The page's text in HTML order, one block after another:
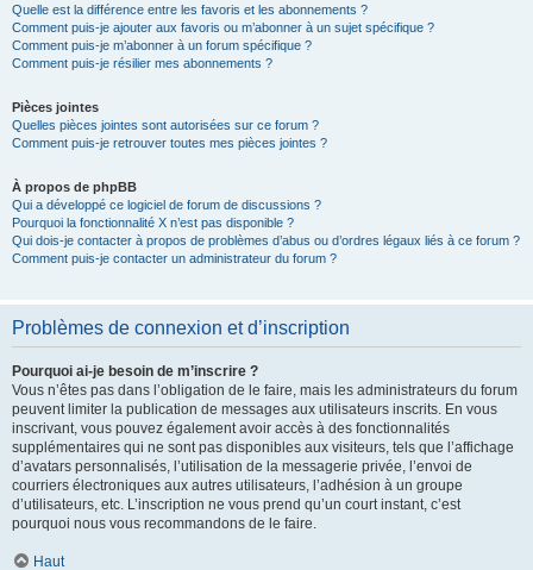
Quelle est la différence entre les favoris et les abonnements ?
Comment puis-je ajouter aux favoris ou m’abonner à un sujet spécifique ?
Comment puis-je m’abonner à un forum spécifique ?
Comment puis-je résilier mes abonnements ?
Pièces jointes
Quelles pièces jointes sont autorisées sur ce forum ?
Comment puis-je retrouver toutes mes pièces jointes ?
À propos de phpBB
Qui a développé ce logiciel de forum de discussions ?
Pourquoi la fonctionnalité X n’est pas disponible ?
Qui dois-je contacter à propos de problèmes d’abus ou d’ordres légaux liés à ce forum ?
Comment puis-je contacter un administrateur du forum ?
Problèmes de connexion et d’inscription
Pourquoi ai-je besoin de m’inscrire ?
Vous n’êtes pas dans l’obligation de le faire, mais les administrateurs du forum
peuvent limiter la publication de messages aux utilisateurs inscrits. En vous
inscrivant, vous pouvez également avoir accès à des fonctionnalités
supplémentaires qui ne sont pas disponibles aux visiteurs, tels que l’affichage
d’avatars personnalisés, l’utilisation de la messagerie privée, l’envoi de
courriers électroniques aux autres utilisateurs, l’adhésion à un groupe
d’utilisateurs, etc. L’inscription ne vous prend qu’un court instant, c’est
pourquoi nous vous recommandons de le faire.
Haut